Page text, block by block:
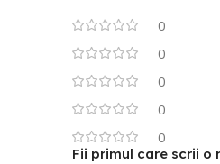
0
0
0
0
0
Fii primul care scrii o